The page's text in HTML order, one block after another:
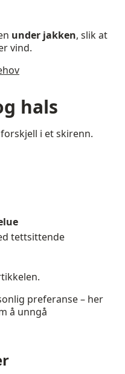
under jakken, slik at
vind.
hals
i et skirenn.
tettsittende
preferanse – her
å unngå